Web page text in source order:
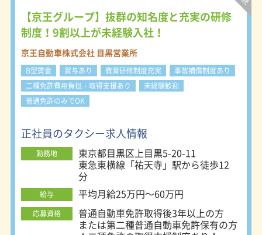
室と休憩室を完備しています。女性な
らではの気遣いをお客様に提供できる
よう、京王自動車では女性乗務員さん
を積極的に採用します。 Web面接も
実施中です♪ 調布中央営業所：東京
都調布市調布ヶ丘2-14-1 吉祥寺営業
所：東京都三鷹市下連雀5-8-2 目黒営
業所：東京都目黒区上目黒5-20-11 杉
並営業所：東京都杉並区上荻4-22-9
【京王グループ】抜群の知名度と充実の研修
制度！9割以上が未経験入社！
京王自動車株式会社 目黒営業所
B型賃金 賞与あり 教育研修制度充実
事故補償制度あり
二種免許費用負担・取得支援あり
未経験歓迎
普通免許のみでOK
正社員のタクシー求人情報
勤務地
東京都目黒区上目黒5-20-11
東急東横線「祐天寺」駅から徒歩12
分
給与 平均月給25万円～60万円
応募資格
普通自動車免許取得後3年以上の方
または第二種普通自動車免許保有の方